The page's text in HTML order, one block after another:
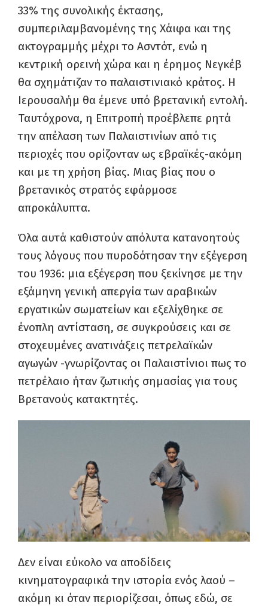
33% της συνολικής έκτασης,
συμπεριλαμβανομένης της Χάιφα και της
ακτογραμμής μέχρι το Ασντότ, ενώ η
κεντρική ορεινή χώρα και η έρημος Νεγκέβ
θα σχημάτιζαν το παλαιστινιακό κράτος. Η
Ιερουσαλήμ θα έμενε υπό βρετανική εντολή.
Ταυτόχρονα, η Επιτροπή προέβλεπε ρητά
την απέλαση των Παλαιστινίων από τις
περιοχές που ορίζονταν ως εβραϊκές-ακόμη
και με τη χρήση βίας. Μιας βίας που ο
βρετανικός στρατός εφάρμοσε
απροκάλυπτα.
Όλα αυτά καθιστούν απόλυτα κατανοητούς
τους λόγους που πυροδότησαν την εξέγερση
του 1936: μια εξέγερση που ξεκίνησε με την
εξάμηνη γενική απεργία των αραβικών
εργατικών σωματείων και εξελίχθηκε σε
ένοπλη αντίσταση, σε συγκρούσεις και σε
στοχευμένες ανατινάξεις πετρελαϊκών
αγωγών -γνωρίζοντας οι Παλαιστίνιοι πως το
πετρέλαιο ήταν ζωτικής σημασίας για τους
Βρετανούς κατακτητές.
Δεν είναι εύκολο να αποδίδεις
κινηματογραφικά την ιστορία ενός λαού –
ακόμη κι όταν περιορίζεσαι, όπως εδώ, σε